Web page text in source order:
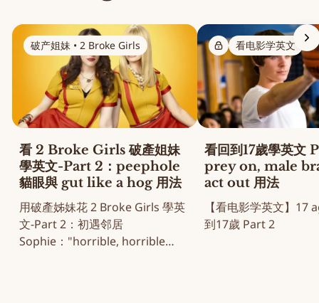
破产姐妹 • 2 Broke Girls
看 2 Broke Girls 破產姐妹
學英文-Part 2：peephole
貓眼與 gut like a hog 用法
用破產姊妹花 2 Broke Girls 學英
文-Part 2：初遇邻居
Sophie："horrible, horrible
看电影学英文
看回到17歲學英文
prey on, male
act out 用法
【看电影学英文】17
到17歲 Part 2